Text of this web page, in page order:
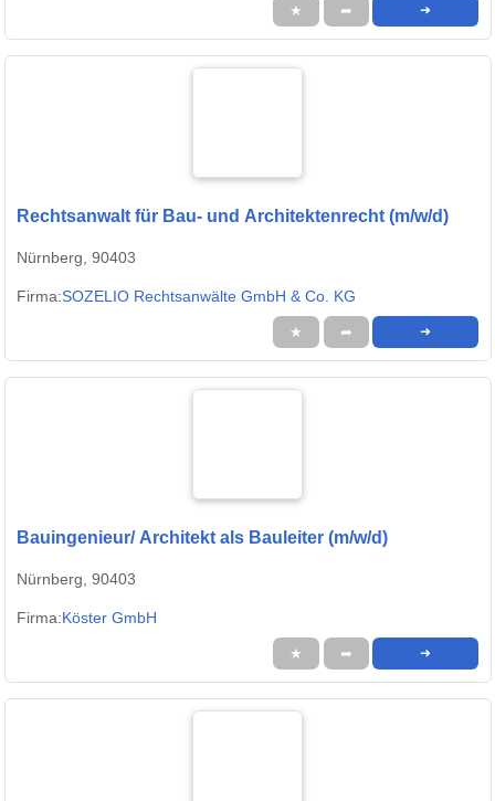
★ ➦ ➜
Rechtsanwalt für Bau- und Architektenrecht (m/w/d)
Nürnberg, 90403
Firma:SOZELIO Rechtsanwälte GmbH & Co. KG
★ ➦ ➜
Bauingenieur/ Architekt als Bauleiter (m/w/d)
Nürnberg, 90403
Firma:Köster GmbH
★ ➦ ➜